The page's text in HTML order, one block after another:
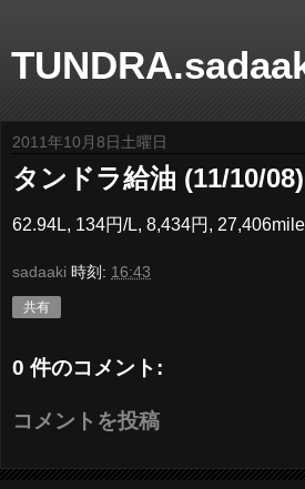
2011年10月8日土曜日
タンドラ給油 (11/10/08)
62.94L, 134円/L, 8,434円,
sadaaki 時刻: 16:43
共有
0 件のコメント:
コメントを投稿